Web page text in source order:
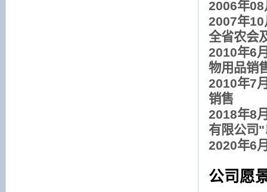
2006年08
2007年10
全省农会
2010年6
物用品销
2010年7
销售
2018年8
有限公司
2020年6
公司愿